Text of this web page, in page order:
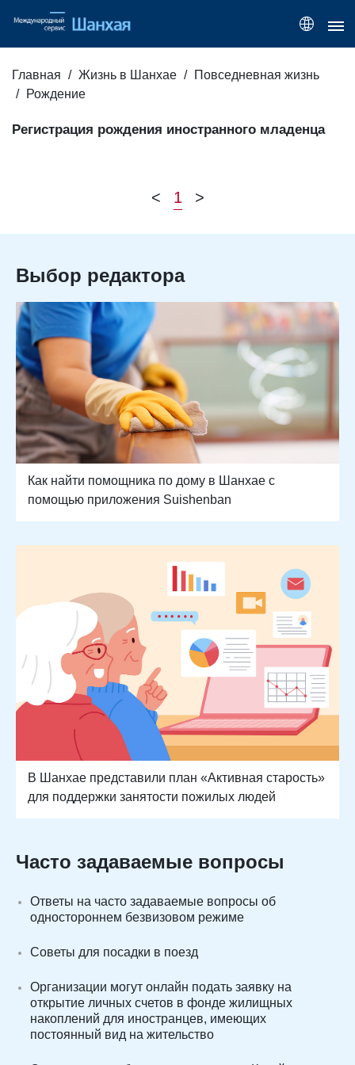
Главная Жизнь в Шанхае
Повседневная жизнь
Рождение
Регистрация рождения иностранного младенца
< 1 >
Выбор редактора
Как найти помощника по дому в Шанхае с
помощью приложения Suishenban
В Шанхае представили план «Активная старость»
для поддержки занятости пожилых людей
Часто задаваемые вопросы
Ответы на часто задаваемые вопросы об
одностороннем безвизовом режиме
Советы для посадки в поезд
Организации могут онлайн подать заявку на
открытие личных счетов в фонде жилищных
накоплений для иностранцев, имеющих
постоянный вид на жительство